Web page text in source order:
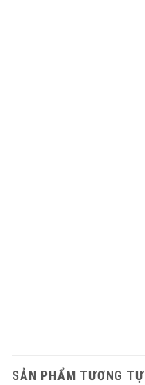
SẢN PHẨM TƯƠNG TỰ